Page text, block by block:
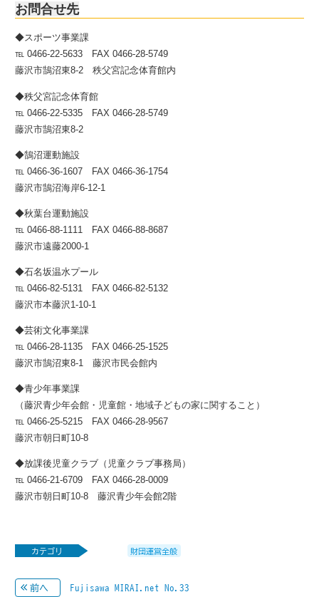
お問合せ先
◆スポーツ事業課
℡ 0466-22-5633 FAX 0466-28-5749
藤沢市鵠沼東8-2 秩父宮記念体育館内
◆秩父宮記念体育館
℡ 0466-22-5335 FAX 0466-28-5749
藤沢市鵠沼東8-2
◆鵠沼運動施設
℡ 0466-36-1607 FAX 0466-36-1754
藤沢市鵠沼海岸6-12-1
◆秋葉台運動施設
℡ 0466-88-1111 FAX 0466-88-8687
藤沢市遠藤2000-1
◆石名坂温水プール
℡ 0466-82-5131 FAX 0466-82-5132
藤沢市本藤沢1-10-1
◆芸術文化事業課
℡ 0466-28-1135 FAX 0466-25-1525
藤沢市鵠沼東8-1 藤沢市民会館内
◆青少年事業課
（藤沢青少年会館・児童館・地域子どもの家に関すること）
℡ 0466-25-5215 FAX 0466-28-9567
藤沢市朝日町10-8
◆放課後児童クラブ（児童クラブ事務局）
℡ 0466-21-6709 FAX 0466-28-0009
藤沢市朝日町10-8 藤沢青少年会館2階
カテゴリ 財団運営全般
前へ Fujisawa MIRAI.net No.33